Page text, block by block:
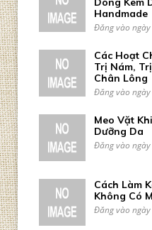
Handmade
Đăng vào
Các Hoạt
Trị Nám,
Chân Lông
Đăng vào
Meo Vặt
Dưỡng Da
Đăng vào
Cách Làm
Không Có
Đăng vào